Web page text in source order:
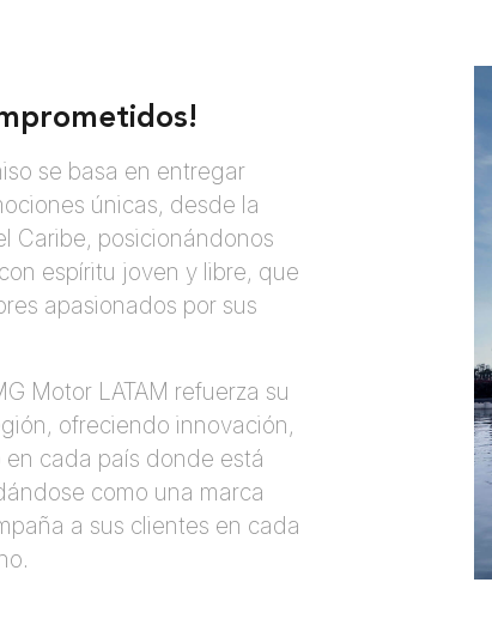
se basa en entregar
únicas, desde la
Caribe, posicionándonos
espíritu joven y libre, que
apasionados por sus
Motor LATAM refuerza su
ofreciendo innovación,
cada país donde está
como una marca
a sus clientes en cada